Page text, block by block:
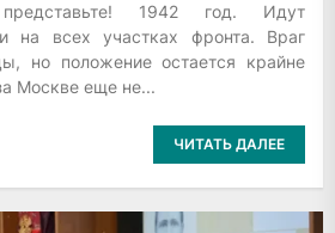
1942 год. Идут
на всех участках фронта. Враг
но положение остается крайне
Москве еще не...
ЧИТАТЬ ДАЛЕЕ